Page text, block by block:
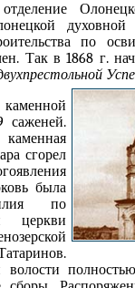
духовной
по
Так в 1868 г.
саженей.
сгорел
была
по
церкви
волости